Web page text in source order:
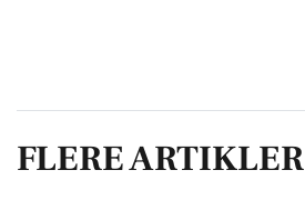
FLERE ARTIKLER